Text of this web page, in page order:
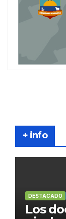
+ info
DESTACADO
Los